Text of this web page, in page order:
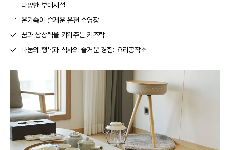
다양한 부대시설
온가족이 즐거운 온천 수영장
꿈과 상상력을 키워주는 키즈락
나눔의 행복과 식사의 즐거운 경험: 요리공작소